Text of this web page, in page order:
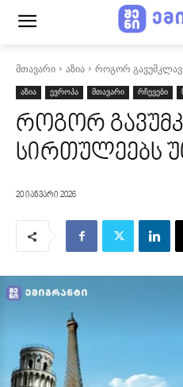
მთავარი აზია როგორ
აზია ევროპა მთავარი რჩევები
როგორ
სირთულეებს
20 იანვარი 2026